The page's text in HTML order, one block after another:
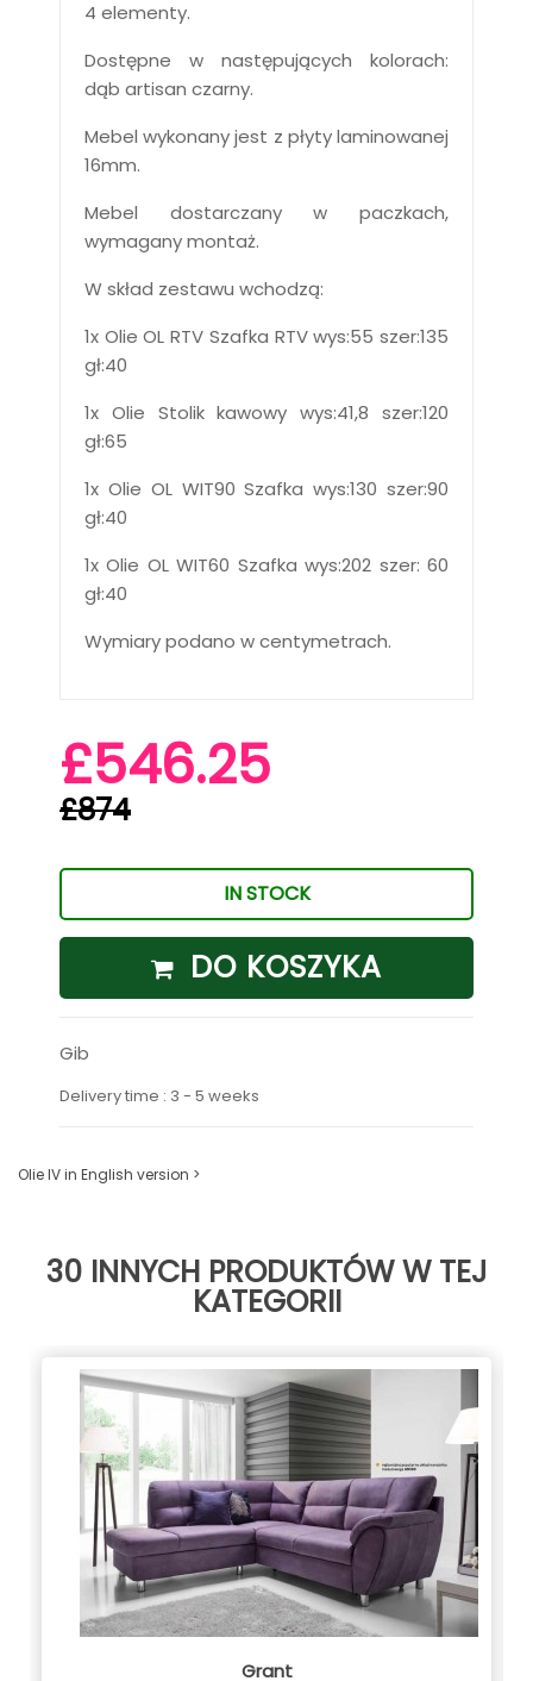
4 elementy.
Dostępne w następujących kolorach:
dąb artisan czarny.
Mebel wykonany jest z płyty laminowanej
16mm.
Mebel dostarczany w paczkach,
wymagany montaż.
W skład zestawu wchodzą:
1x Olie OL RTV Szafka RTV wys:55 szer:135
gł:40
1x Olie Stolik kawowy wys:41,8 szer:120
gł:65
1x Olie OL WIT90 Szafka wys:130 szer:90
gł:40
1x Olie OL WIT60 Szafka wys:202 szer: 60
gł:40
Wymiary podano w centymetrach.
£546.25
£874
IN STOCK
DO KOSZYKA
Gib
Delivery time : 3 - 5 weeks
Olie IV in English version >
30 INNYCH PRODUKTÓW W TEJ
KATEGORII
Grant